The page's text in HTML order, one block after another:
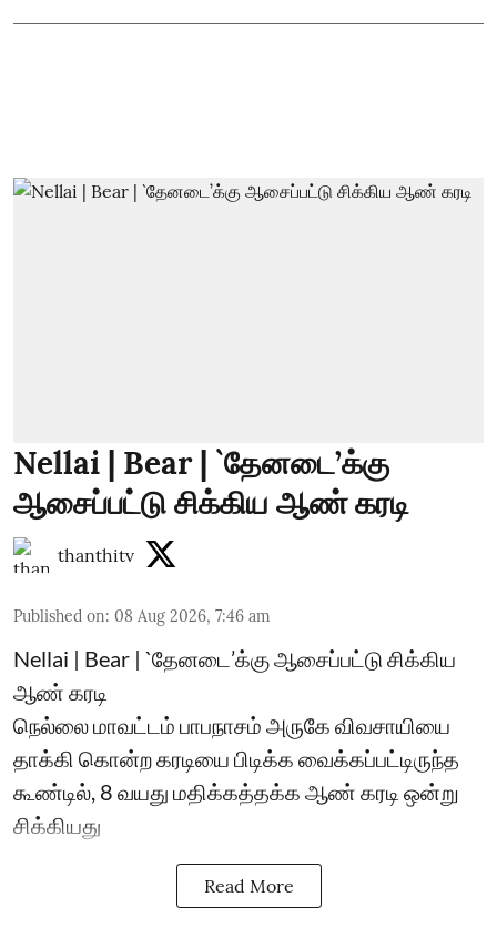
Nellai | Bear | `தேனடை’க்கு
ஆசைப்பட்டு சிக்கிய ஆண் கரடி
thanthitv
Published on: 08 Aug 2026, 7:46 am
Nellai | Bear | `தேனடை’க்கு ஆசைப்பட்டு சிக்கிய
ஆண் கரடி
நெல்லை மாவட்டம் பாபநாசம் அருகே விவசாயியை
தாக்கி கொன்ற கரடியை பிடிக்க வைக்கப்பட்டிருந்த
கூண்டில், 8 வயது மதிக்கத்தக்க ஆண் கரடி ஒன்று
சிக்கியது
Read More